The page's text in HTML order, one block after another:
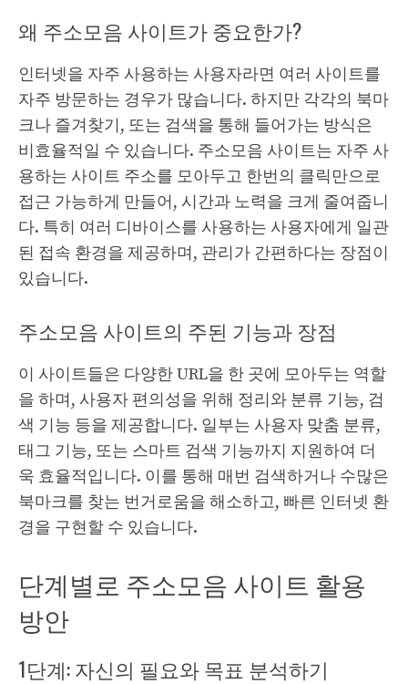
왜 주소모음 사이트가 중요한가?
인터넷을 자주 사용하는 사용자라면 여러 사이트를
자주 방문하는 경우가 많습니다. 하지만 각각의 북마
크나 즐겨찾기, 또는 검색을 통해 들어가는 방식은
비효율적일 수 있습니다. 주소모음 사이트는 자주 사
용하는 사이트 주소를 모아두고 한번의 클릭만으로
접근 가능하게 만들어, 시간과 노력을 크게 줄여줍니
다. 특히 여러 디바이스를 사용하는 사용자에게 일관
된 접속 환경을 제공하며, 관리가 간편하다는 장점이
있습니다.
주소모음 사이트의 주된 기능과 장점
이 사이트들은 다양한 URL을 한 곳에 모아두는 역할
을 하며, 사용자 편의성을 위해 정리와 분류 기능, 검
색 기능 등을 제공합니다. 일부는 사용자 맞춤 분류,
태그 기능, 또는 스마트 검색 기능까지 지원하여 더
욱 효율적입니다. 이를 통해 매번 검색하거나 수많은
북마크를 찾는 번거로움을 해소하고, 빠른 인터넷 환
경을 구현할 수 있습니다.
단계별로 주소모음 사이트 활용
방안
1단계: 자신의 필요와 목표 분석하기